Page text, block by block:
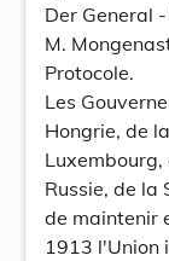
Der General
M.
Protocole.
Les
Hongrie, de
Luxembourg,
Russie, de la
de maintenir
1913 l'Union